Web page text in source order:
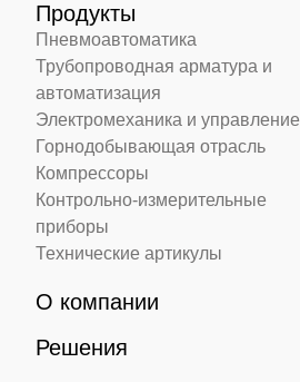
Продукты
Пневмоавтоматика
Трубопроводная арматура и
автоматизация
Электромеханика и управление
Горнодобывающая отрасль
Компрессоры
Контрольно-измерительные
приборы
Технические артикулы
О компании
Решения